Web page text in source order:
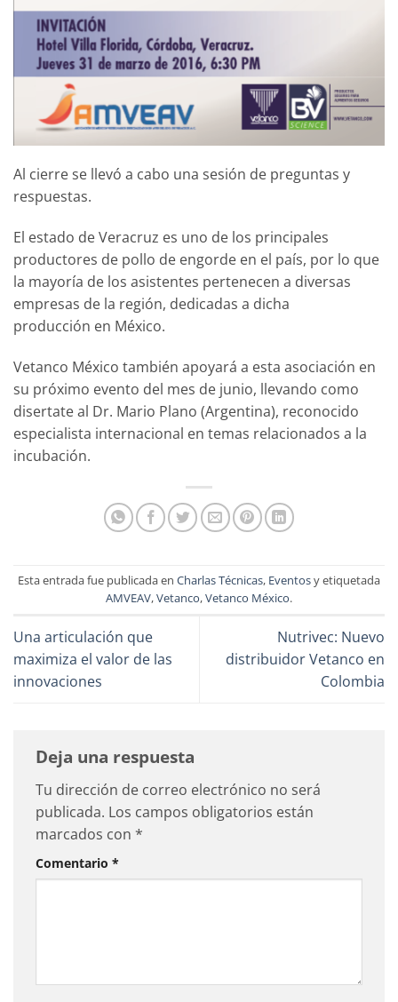
Al cierre se llevó a cabo una sesión de preguntas y
respuestas.
El estado de Veracruz es uno de los principales
productores de pollo de engorde en el país, por lo que
la mayoría de los asistentes pertenecen a diversas
empresas de la región, dedicadas a dicha
producción en México.
Vetanco México también apoyará a esta asociación en
su próximo evento del mes de junio, llevando como
disertate al Dr. Mario Plano (Argentina), reconocido
especialista internacional en temas relacionados a la
incubación.
Esta entrada fue publicada en Charlas Técnicas, Eventosy etiquetada
AMVEAV,Vetanco,Vetanco México.
Una articulación que
maximiza el valor de las
innovaciones
Nutrivec: Nuevo
distribuidor Vetanco en
Colombia
Deja una respuesta
Tu dirección de correo electrónico no será
publicada. Los campos obligatorios están
marcados con *
Comentario *